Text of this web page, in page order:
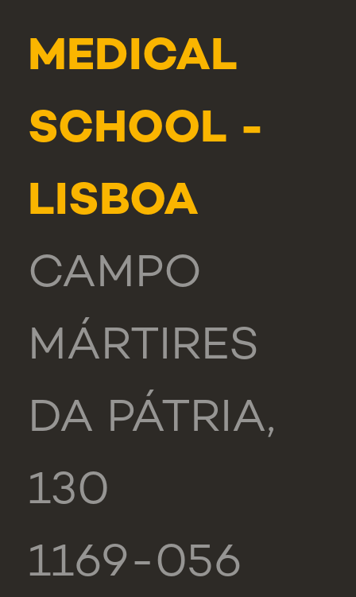
MEDICAL
SCHOOL -
LISBOA
CAMPO
MÁRTIRES
DA PÁTRIA,
130
1169-056